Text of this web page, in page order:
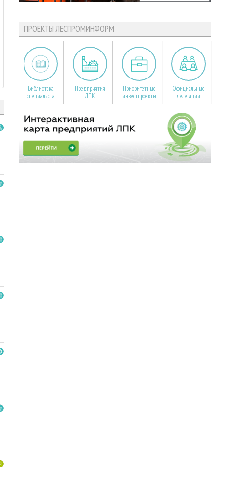
ПРОЕКТЫ ЛЕСПРОМИНФОРМ
Библиотека
специалиста
Предприятия
ЛПК
Приоритетные
инвестпроекты
Официальные
делегации